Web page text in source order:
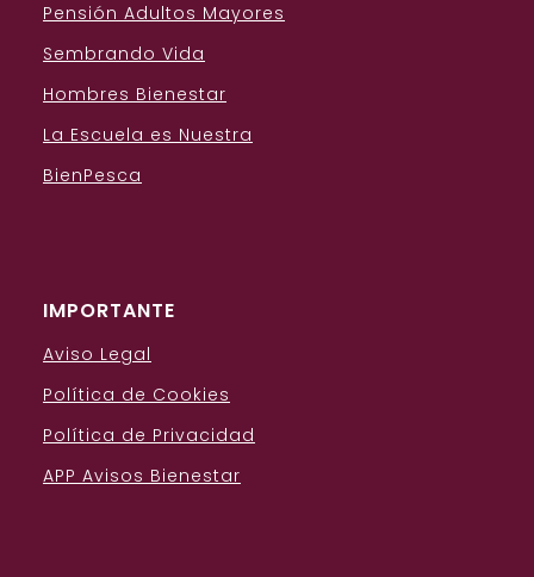
Pensión Adultos Mayores
Sembrando Vida
Hombres Bienestar
La Escuela es Nuestra
BienPesca
IMPORTANTE
Aviso Legal
Política de Cookies
Política de Privacidad
APP Avisos Bienestar